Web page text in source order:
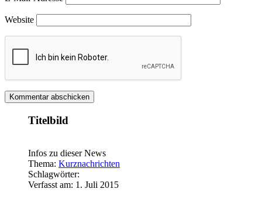
Website
Titelbild
Infos zu dieser News
Thema: Kurznachrichten
Schlagwörter:
Verfasst am: 1. Juli 2015